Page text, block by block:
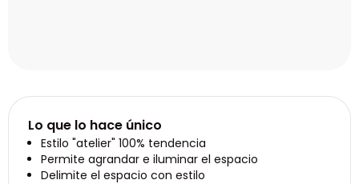
Lo que lo hace único
Estilo "atelier" 100% tendencia
Permite agrandar e iluminar el espacio
Delimite el espacio con estilo